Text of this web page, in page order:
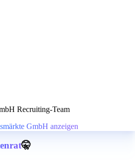
Recruiting-Team
GmbH anzeigen
🤫